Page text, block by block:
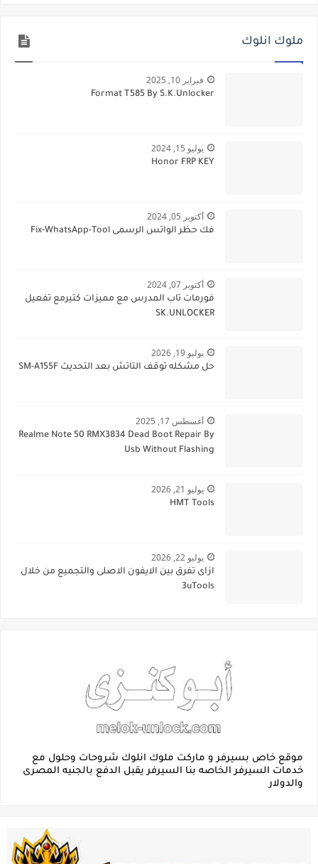
ملوك انلوك
فبراير 10, 2025
Format T585 By S.K.Unlocker
يوليو 15, 2024
Honor FRP KEY
أكتوبر 05, 2024
فك حظر الواتس الرسمى Fix-WhatsApp-Tool
أكتوبر 07, 2024
فورمات تاب المدرس مع مميزات كتيرمع تفعيل
SK.UNLOCKER
يوليو 19, 2026
حل مشكله توقف التاتش بعد التحديث SM-A155F
أغسطس 17, 2025
Realme Note 50 RMX3834 Dead Boot Repair By
Usb Without Flashing
يوليو 21, 2026
HMT Tools
يوليو 22, 2026
ازاى تفرق بين الايفون الاصلى والتجميع من خلال
3uTools
موقع خاص بسيرفر و ماركت ملوك انلوك شروحات وحلول مع
خدمات السيرفر الخاصه بنا السيرفر يقبل الدفع بالجنيه المصرى
والدولار